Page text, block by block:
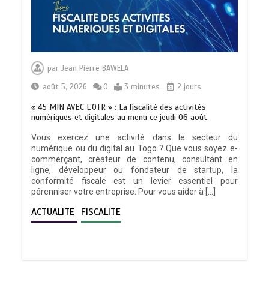
parJean Pierre BAWELA
août 5, 2026
0 3 minutes 2 jours
« 45 MIN AVEC L’OTR » : La fiscalité des activités
numériques et digitales au menu ce jeudi 06 août
Vous exercez une activité dans le secteur du
numérique ou du digital au Togo ? Que vous soyez e-
commerçant, créateur de contenu, consultant en
ligne, développeur ou fondateur de startup, la
conformité fiscale est un levier essentiel pour
pérenniser votre entreprise. Pour vous aider à […]
ACTUALITE FISCALITE
TRANSFORMATION SOCIALE :
Feuille de route
5 minutes
TOGO : Sauver la mère devient un
indicateur de civilisation
4 minutes